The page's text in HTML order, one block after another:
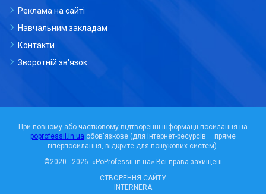
Реклама на сайті
Навчальним закладам
Контакти
Зворотній зв'язок
При повному або частковому відтворенні інформації посилання на
poprofessii.in.ua обов'язкове (для інтернет-ресурсів – пряме
гіперпосилання, відкрите для пошукових систем).
СТВОРЕННЯ САЙТУ
INTERNERA
©2020 - 2026. «PoProfessii.in.ua» Всі права захищені